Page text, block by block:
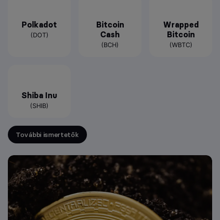
Polkadot
(DOT)
Bitcoin
Cash
(BCH)
Wrapped
Bitcoin
(WBTC)
Shiba Inu
(SHIB)
További ismertetők